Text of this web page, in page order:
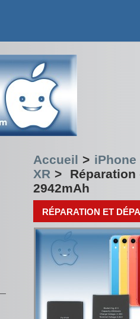
Accueil > iPhone
XR >
Réparation
2942mAh
RÉPARATION ET